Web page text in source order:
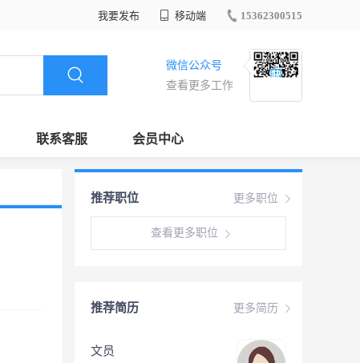
我要发布 移动端 15362300515
微信公众号
查看更多工作
联系客服 会员中心
更多职位
推荐职位
查看更多职位
更多简历
推荐简历
文员